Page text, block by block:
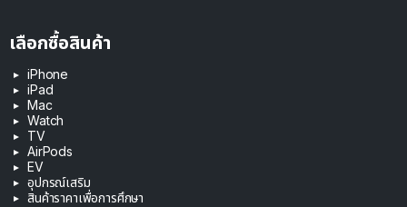
เลือกซื้อสินค้า
iPhone
iPad
Mac
Watch
TV
AirPods
EV
อุปกรณ์เสริม
สินค้าราคาเพื่อการศึกษา